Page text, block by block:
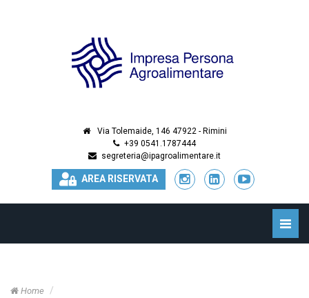
Via Tolemaide, 146 47922 - Rimini
+39 0541.1787444
segreteria@ipagroalimentare.it
AREA RISERVATA
Toggle
Home